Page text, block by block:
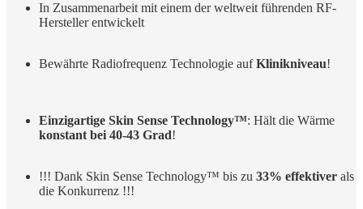
In Zusammenarbeit mit einem der weltweit führenden RF-
Hersteller entwickelt
Bewährte Radiofrequenz Technologie aufKlinikniveau!
Einzigartige Skin Sense Technology™: Hält die Wärme
konstant bei 40-43 Grad!
!!! Dank Skin Sense Technology™ bis zu 33% effektiver als
die Konkurrenz !!!